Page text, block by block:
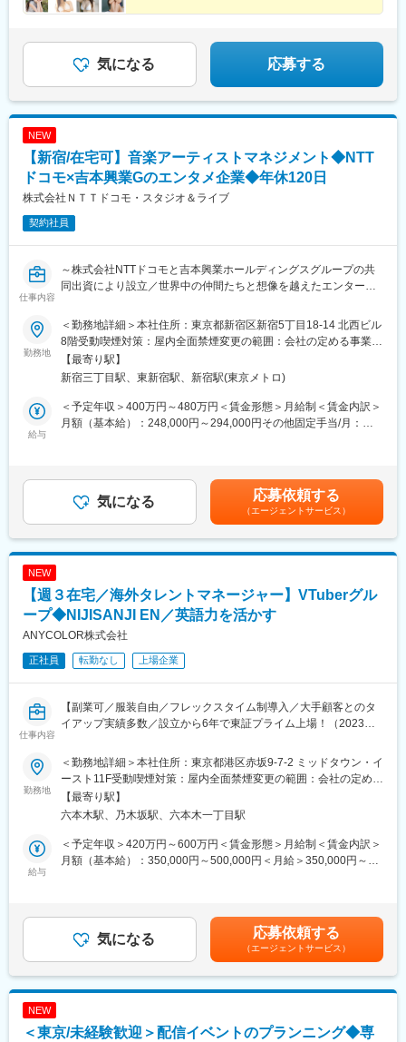
気になる 応募する
NEW
【新宿/在宅可】音楽アーティストマネジメント◆NTT
ドコモ×吉本興業Gのエンタメ企業◆年休120日
株式会社ＮＴＴドコモ・スタジオ＆ライブ
契約社員
仕事内容
～株式会社NTTドコモと吉本興業ホールディングスグループの共
同出資により設立／世界中の仲間たちと想像を越えたエンターテ
■当社について
◇株式会社NTTドコモと吉本興業ホールディングスグループの共
同出資により設立されたエンターテインメント会社です。
◇映像事業とライブ事業を軸に、さまざまな「好き」を持ち寄っ
て、世界中の仲間たちと想像を越えたエンターテインメントを創
り出し、愛と熱狂で世界を面白くしていきます。
生し、活動の幅も拡大中です。音楽アーティストのマネジメント
業務全般をお任せします。
〈業務詳細〉
・社内外との調整業務、プロジェクトマネジメント
■組織構成
・チーフプロデューサー1名、チーフマネージャー1名、メンバー
2名で年齢層はチーフ30代後半～40代、メンバー20代中盤～後半
■働き方
・年休120日、残業20時間程度
・アーティストのスケジュールによって、月3～4回程度の休日出
勤や夜の対応などが発生する場合があります。
■ポジションの魅力
新人アーティストのマネジメント業務を経て、育成～ヒット～成
熟期の経験を経ることができます。
主題歌を担当する映像作品や、オーディション番組、ライブイベ
ントなど、クロスメディア展開が可能です
ードコモグループの一員として制度面の安定性を持ちながら、
勤務地
＜勤務地詳細＞本社住所：東京都新宿区新宿5丁目18-14 北西ビル
8階受動喫煙対策：屋内全面禁煙変更の範囲：会社の定める事業所
（リモートワーク含む）
【最寄り駅】
新宿三丁目駅、東新宿駅、新宿駅(東京メトロ)
給与
＜予定年収＞400万円～480万円＜賃金形態＞月給制＜賃金内訳＞
月額（基本給）：248,000円～294,000円その他固定手当/月：
業手当＞有＜給与補足＞※経験やスキルを考慮して決定します。■
昇給：年2回■決算賞与有※業績好調の場合■その他固定手当：リモ
ートワーク手当■残業手当：固定残業時間超過分は別途支給賃金は
あくまでも目安の金額であり、選考を通じて上下する可能性があ
ります。月給(月額)は固定手当を含めた表記です。
気になる 応募依頼する
（エージェントサービス）
NEW
【週３在宅／海外タレントマネージャー】VTuberグル
ープ◆NIJISANJI EN／英語力を活かす
ANYCOLOR株式会社
正社員 転勤なし 上場企業
仕事内容
【副業可／服装自由／フレックスタイム制導入／大手顧客とのタ
イアップ実績多数／設立から6年で東証プライム上場！（2023年6
グッズ・イベント等複数事業展開を行っているエンタメ系スター
トアップ】
■業務内容：
海外進出の戦略担当業務とともに、英語圏を対象とするVTuberグ
ループ「NIJISANJI EN」所属ライバーのマネジメント業務をお願
いします。
海外における戦略立案・遂行のほか、ライバーの活動のすべてを
■具体的な業務：
担当する「NIJISANJI EN」ライバーに関連する以下の業務をご担
出演サポート
勤務地
＜勤務地詳細＞本社住所：東京都港区赤坂9-7-2 ミッドタウン・イ
ースト11F受動喫煙対策：屋内全面禁煙変更の範囲：会社の定める
事業所（リモートワーク含む）
【最寄り駅】
六本木駅、乃木坂駅、六本木一丁目駅
給与
＜予定年収＞420万円～600万円＜賃金形態＞月給制＜賃金内訳＞
月額（基本給）：350,000円～500,000円＜月給＞350,000円～
め、上記金額のお渡しを保障するものではございません※契約社員
雇用の場合は支給対象外となります賃金はあくまでも目安の金額
であり、選考を通じて上下する可能性があります。月給(月額)は固
定手当を含めた表記です。
気になる 応募依頼する
（エージェントサービス）
NEW
＜東京/未経験歓迎＞配信イベントのプランニング◆専